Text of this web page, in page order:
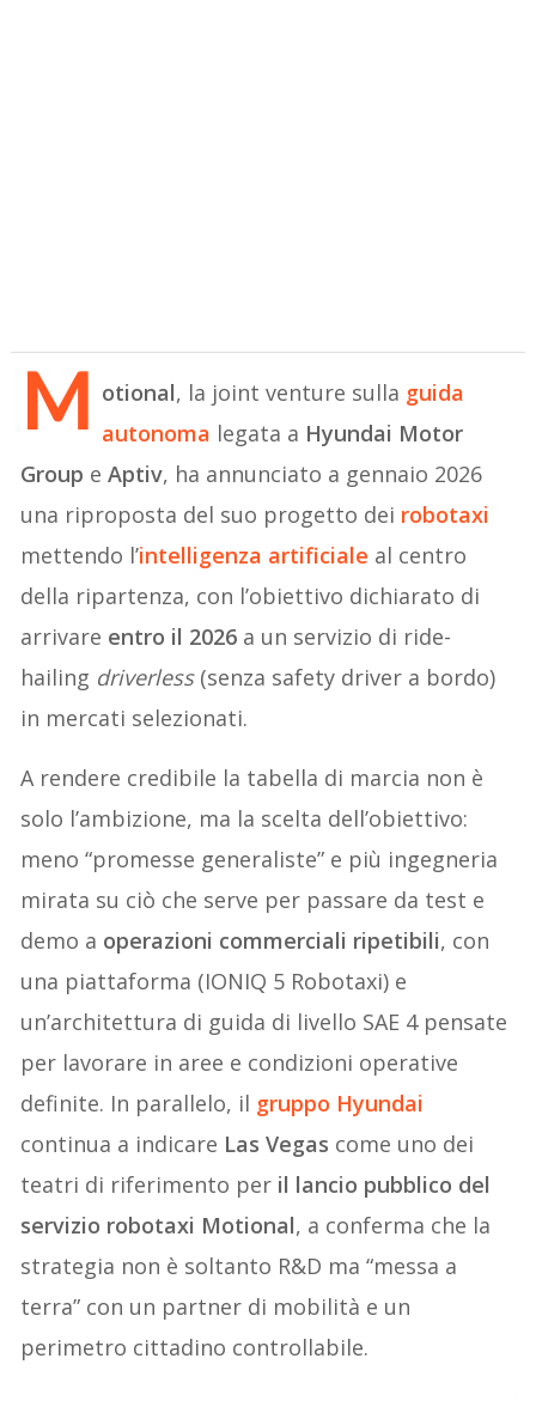
M otional, la joint venture sulla guida
autonoma legata a Hyundai Motor
Group eAptiv, ha annunciato a gennaio 2026
una riproposta del suo progetto dei robotaxi
mettendo l’intelligenza artificiale al centro
della ripartenza, con l’obiettivo dichiarato di
arrivare entro il 2026 a un servizio di ride-
hailing driverless(senza safety driver a bordo)
in mercati selezionati.
A rendere credibile la tabella di marcia non è
solo l’ambizione, ma la scelta dell’obiettivo:
meno “promesse generaliste” e più ingegneria
mirata su ciò che serve per passare da test e
demo a operazioni commerciali ripetibili, con
una piattaforma (IONIQ 5 Robotaxi) e
un’architettura di guida di livello SAE 4 pensate
per lavorare in aree e condizioni operative
definite. In parallelo, il gruppo Hyundai
continua a indicare Las Vegas come uno dei
teatri di riferimento per il lancio pubblico del
servizio robotaxi Motional, a conferma che la
strategia non è soltanto R&D ma “messa a
terra” con un partner di mobilità e un
perimetro cittadino controllabile.